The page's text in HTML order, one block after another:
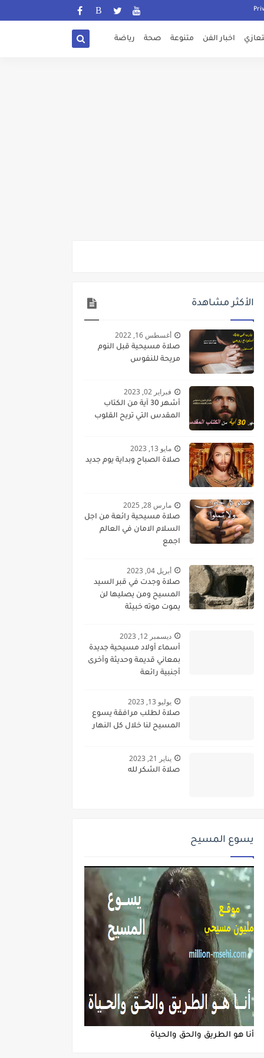
اخبار الفن متنوعة صحة رياضة
الأكثر مشاهدة
أغسطس 16, 2022
صلاة مسيحية قبل النوم
مريحة للنفوس
فبراير 02, 2023
أشهر 30 آية من الكتاب
المقدس التي تريح القلوب
مايو 13, 2023
صلاة الصباح وبداية يوم جديد
مارس 28, 2025
صلاة مسيحية رائعة من اجل
السلام الامان في العالم
اجمع
أبريل 04, 2023
صلاة وجدت في قبر السيد
المسيح ومن يصليها لن
يموت موته خبيثة
ديسمبر 12, 2023
أسماء أولاد مسيحية جديدة
بمعاني قديمة وحديثة وأخرى
أجنبية رائعة
يوليو 13, 2023
صلاة لطلب مرافقة يسوع
المسيح لنا خلال كل النهار
يناير 21, 2023
صلاة الشكر لله
يسوع المسيح
أنا هو الطريق والحق والحياة